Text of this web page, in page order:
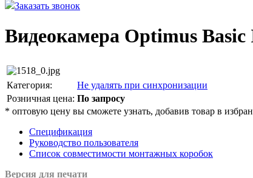
Заказать звонок
Видеокамера Optimus
Категория:
Не удалять при синхронизации
Розничная цена: По запросу
* оптовую цену вы сможете узнать, добавив товар в
Спецификация
Руководство пользователя
Список совместимости монтажных коробок
Версия для печати